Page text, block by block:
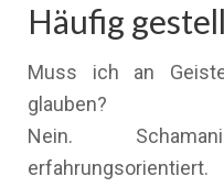
Häufig
Muss ich an
glauben?
Nein.